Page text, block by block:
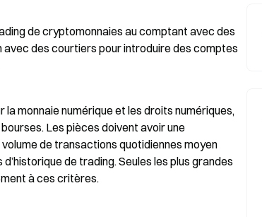
de cryptomonnaies au comptant avec des
des courtiers pour introduire des comptes
monnaie numérique et les droits numériques,
Les pièces doivent avoir une
de transactions quotidiennes moyen
de trading. Seules les plus grandes
à ces critères.